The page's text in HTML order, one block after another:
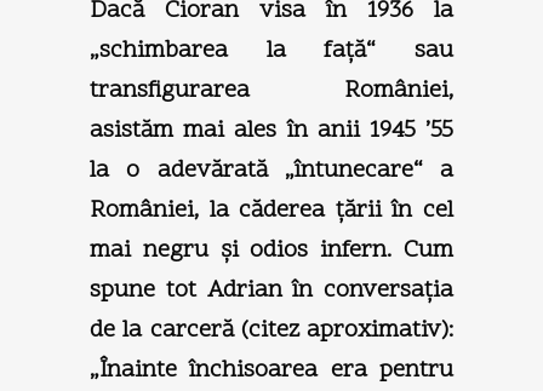
Dacă Cioran visa în 1936 la
„schimbarea la faţă“ sau
transfigurarea României,
asistăm mai ales în anii 1945 ’55
la o adevărată „întunecare“ a
României, la căderea ţării în cel
mai negru şi odios infern. Cum
spune tot Adrian în conversaţia
de la carceră (citez aproximativ):
„Înainte închisoarea era pentru